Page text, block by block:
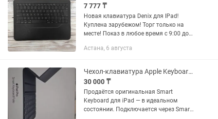
7 777 ₸
Новая клавиатура Denix для IPad!
Куплена зарубежом! Торг только на
месте! Показ в любое время c 9:00 до
несколько товаров купите еще скинем!
Астана, 6 августа
Чехол-клавиатура Apple Keyboard iPad 7-8-9, iPad Air 3, iPad Pro 10,5
30 000 ₸
Продаётся оригинальная Smart
Keyboard для iPad — в идеальном
состоянии. Подключается через Smart